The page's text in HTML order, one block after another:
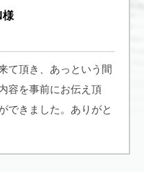
様
て頂き、あっという間
容を事前にお伝え頂
できました。ありがと